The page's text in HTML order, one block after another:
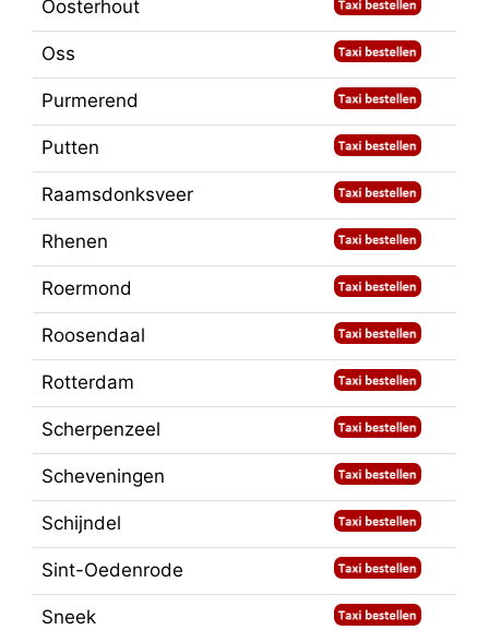
Oosterhout
Oss
Purmerend
Putten
Raamsdonksveer
Rhenen
Roermond
Roosendaal
Rotterdam
Scherpenzeel
Scheveningen
Schijndel
Sint-Oedenrode
Sneek